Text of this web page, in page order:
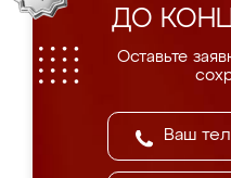
ДО
Оставьте